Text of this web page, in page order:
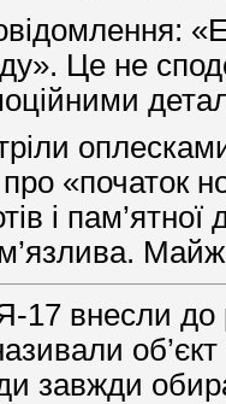
Це не
«початок
і
17 внесли до
завжди